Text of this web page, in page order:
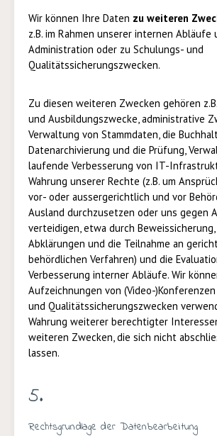
Wir können Ihre Daten zu weiteren
z.B. im Rahmen unserer internen Abläufe
Administration oder zu Schulungs- und
Qualitätssicherungszwecken.
Zu diesen weiteren Zwecken gehören
und Ausbildungszwecke, administrative
Verwaltung von Stammdaten, die
Datenarchivierung und die Prüfung,
laufende Verbesserung von IT-
Wahrung unserer Rechte (z.B. um
vor- oder aussergerichtlich und vor
Ausland durchzusetzen oder uns gegen
verteidigen, etwa durch
Abklärungen und die Teilnahme an
behördlichen Verfahren) und die
Verbesserung interner Abläufe. Wir
Aufzeichnungen von (Video-
und Qualitätssicherungszwecken
Wahrung weiterer berechtigter
weiteren Zwecken, die sich nicht
lassen.
5.
Rechtsgrundlage der Datenbearbeitung